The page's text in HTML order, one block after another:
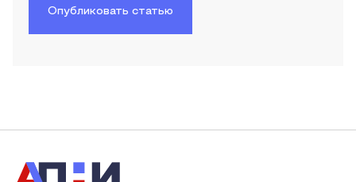
Опубликовать статью